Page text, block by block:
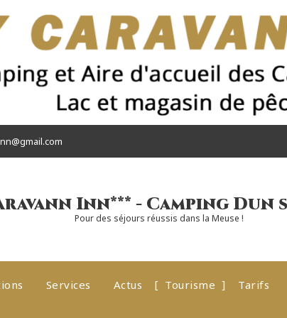
Inn*** - Camping Dun
Pour des séjours réussis dans la Meuse !
Services Actus Tourisme Tarifs